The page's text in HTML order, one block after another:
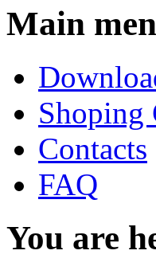
Main
Shoping
Contacts
FAQ
You are